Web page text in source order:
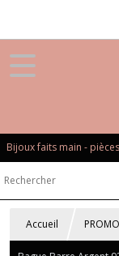
Bijoux faits main -
Accueil